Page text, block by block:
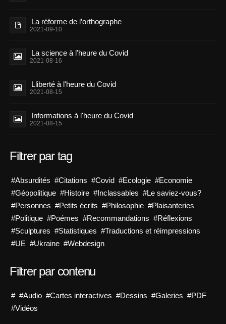
La réforme de l’orthographe
2021-09-10
La science à l'heure du Covid
2021-08-16
Lliberté à l'heure du Covid
2021-08-15
Informations à l'heure du Covid
2021-08-15
Filtrer par tag
#Absurdités #Citations #Covid #Ecologie #Economie
#Géopolitique #Histoire #Inclassables #Le saviez-vous?
#Personnes #Petits écrits #Philosophie #Plaisanteries
#Politique #Poémes #Recommandations #Réflexions
#Sculptures #Statistiques #Traductions et réimpressions
#UE #Ukraine #Webdesign
Filtrer par contenu
# #Audio #Cartes interactives #Dessins #Galeries #PDF
#Vidéos